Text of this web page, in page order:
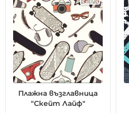
Плажна възглавница
"Скейт Лайф"